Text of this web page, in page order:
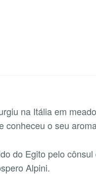
na Itália em
conheceu o seu
do Egito pelo
Alpini.